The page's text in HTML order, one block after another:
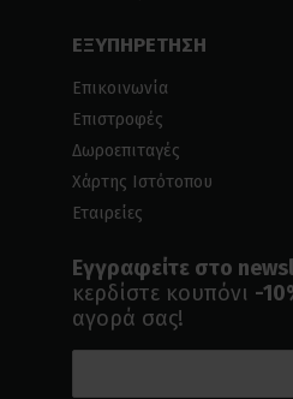
ΕΞΥΠΗΡΕΤΗΣΗ
Επικοινωνία
Επιστροφές
Δωροεπιταγές
Χάρτης Ιστότοπου
Εταιρείες
Εγγραφείτε στο
κερδίστε κουπόνι -
αγορά σας!